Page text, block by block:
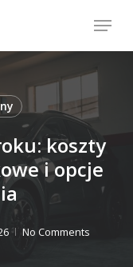
Menu
koszty
i opcje
No Comments